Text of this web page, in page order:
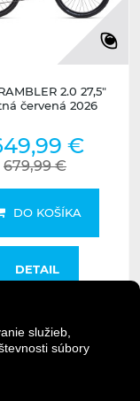
služieb,
súbory
2.0 27,5"
červená 2026
€
679,99 €
DO KOŠÍKA
DETAIL
Nedostupné